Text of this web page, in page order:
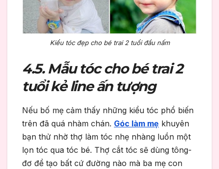
Kiểu tóc đẹp cho bé trai 2 tuổi đầu nấm
4.5. Mẫu tóc cho bé trai 2
tuổi kẻ line ấn tượng
Nếu bố mẹ cảm thấy những kiểu tóc phổ biến
trên đã quá nhàm chán. Góc làm mẹ khuyên
bạn thử nhờ thợ làm tóc nhẹ nhàng luồn một
lọn tóc qua tóc bé. Thợ cắt tóc sẽ dùng tông-
đơ để tạo bất cứ đường nào mà ba mẹ con